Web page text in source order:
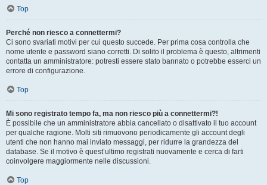
Top
Perché non riesco a connettermi?
Ci sono svariati motivi per cui questo succede. Per prima cosa controlla che
nome utente e password siano corretti. Di solito il problema è questo, altrimenti
contatta un amministratore: potresti essere stato bannato o potrebbe esserci un
errore di configurazione.
Top
Mi sono registrato tempo fa, ma non riesco più a connettermi?!
È possibile che un amministratore abbia cancellato o disattivato il tuo account
per qualche ragione. Molti siti rimuovono periodicamente gli account degli
utenti che non hanno mai inviato messaggi, per ridurre la grandezza del
database. Se il motivo è quest’ultimo registrati nuovamente e cerca di farti
coinvolgere maggiormente nelle discussioni.
Top